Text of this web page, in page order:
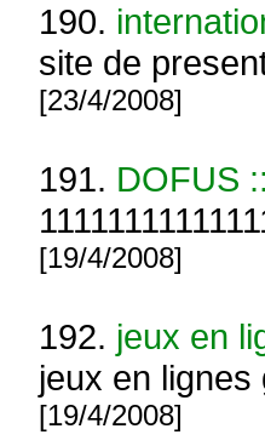
190.
site de
[23/4/2008]
191. DOFUS
[19/4/2008]
192. jeux en
jeux en
[19/4/2008]